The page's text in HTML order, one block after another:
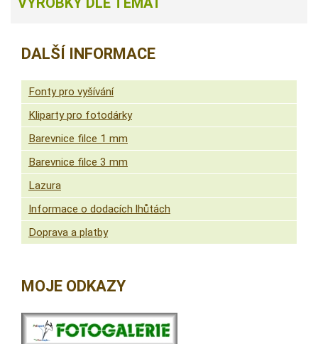
DALŠÍ INFORMACE
Fonty pro vyšívání
Kliparty pro fotodárky
Barevnice filce 1 mm
Barevnice filce 3 mm
Lazura
Informace o dodacích lhůtách
Doprava a platby
MOJE ODKAZY